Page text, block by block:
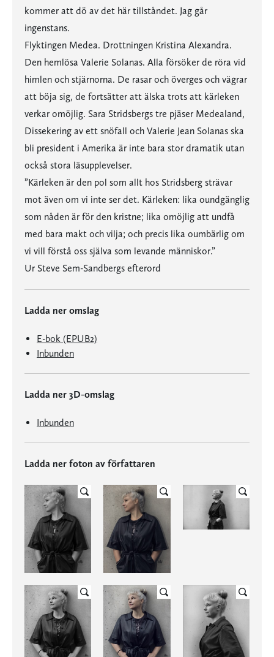
kommer att dö av det här tillståndet. Jag går
ingenstans.
Flyktingen Medea. Drottningen Kristina Alexandra.
Den hemlösa Valerie Solanas. Alla försöker de röra vid
himlen och stjärnorna. De rasar och överges och vägrar
att böja sig, de fortsätter att älska trots att kärleken
verkar omöjlig. Sara Stridsbergs tre pjäser Medealand,
Dissekering av ett snöfall och Valerie Jean Solanas ska
bli president i Amerika är inte bara stor dramatik utan
också stora läsupplevelser.
”Kärleken är den pol som allt hos Stridsberg strävar
mot även om vi inte ser det. Kärleken: lika oundgänglig
som nåden är för den kristne; lika omöjlig att undfå
med bara makt och vilja; och precis lika oumbärlig om
vi vill förstå oss själva som levande människor.”
Ur Steve Sem-Sandbergs efterord
Ladda ner omslag
E-bok (EPUB2)
Inbunden
Ladda ner 3D-omslag
Inbunden
Ladda ner foton av författaren